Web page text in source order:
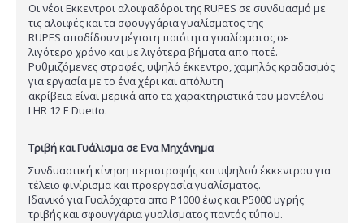
Oι νέοι Εκκεντροι αλοιφαδόροι της RUPES σε συνδυασμό με
τις αλοιφές και τα σφουγγάρια γυαλίσματος της
RUPES αποδίδουν μέγιστη ποιότητα γυαλίσματος σε
λιγότερο χρόνο και με λιγότερα βήματα απο ποτέ.
Ρυθμιζόμενες στροφές, υψηλό έκκεντρο, χαμηλός κραδασμός
για εργασία με το ένα χέρι και απόλυτη
ακρίβεια είναι μερικά απο τα χαρακτηριστικά του μοντέλου
LHR 12 E Duetto.
Τριβή και Γυάλισμα σε Ενα Μηχάνημα
Συνδυαστική κίνηση περιστροφής και υψηλού έκκεντρου για
τέλειο φινίρισμα και προεργασία γυαλίσματος.
Ιδανικό για Γυαλόχαρτα απο P1000 έως και P5000 υγρής
τριβής και σφουγγάρια γυαλίσματος παντός τύπου.